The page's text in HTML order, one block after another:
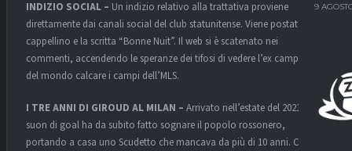
9
INDIZIO SOCIAL – Un indizio relativo alla trattativa proviene
direttamente dai canali social del club statunitense. Viene postato un
cappellino e la scritta “Bonne Nuit”. Il web si è scatenato nei
commenti, accendendo le speranze dei tifosi di vedere l’ex campione
del mondo calcare i campi dell’MLS.
I TRE ANNI DI GIROUD AL MILAN – Arrivato nell’estate del 2021, a
suon di goal ha da subito fatto sognare il popolo rossonero,
portando a casa uno Scudetto che mancava da più di 10 anni. Con 36